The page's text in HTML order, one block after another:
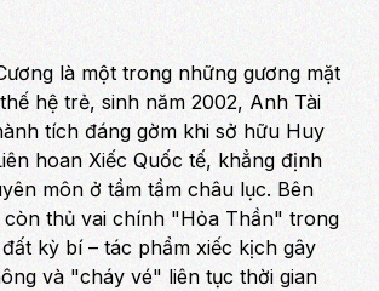
là một trong những gương mặt
hệ trẻ, sinh năm 2002, Anh Tài
tích đáng gờm khi sở hữu Huy
hoan Xiếc Quốc tế, khẳng định
môn ở tầm tầm châu lục. Bên
thủ vai chính "Hỏa Thần" trong
kỳ bí– tác phẩm xiếc kịch gây
và "cháy vé" liên tục thời gian